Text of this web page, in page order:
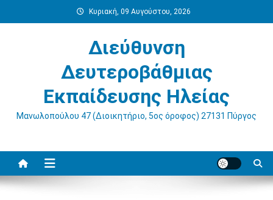
στο
Κυριακή, 09 Αυγούστου, 2026
Διεύθυνση
Δευτεροβάθμιας
Εκπαίδευσης Ηλείας
Μανωλοπούλου 47 (Διοικητήριο, 5ος όροφος) 27131 Πύργος